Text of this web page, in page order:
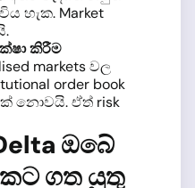
හැක. Market
කිරීම
markets වල
order book
නොවයි. ඒත් risk
ඔබේ
ගත යුතු